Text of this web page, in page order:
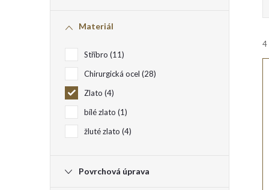
Materiál
Stříbro 11
Chirurgická ocel 28
Zlato 4
bílé zlato 1
žluté zlato 4
Povrchová úprava
4